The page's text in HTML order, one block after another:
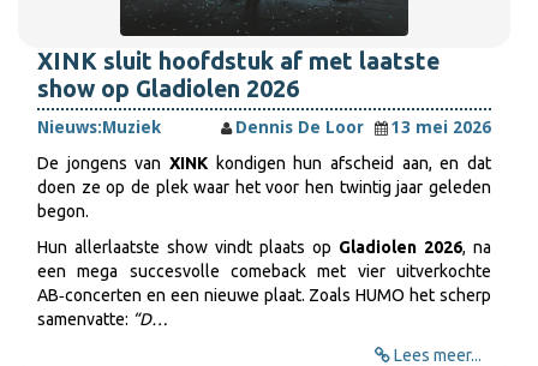
XINK sluit hoofdstuk af met laatste
show op Gladiolen 2026
Nieuws:Muziek Dennis De Loor
13 mei 2026
De jongens van XINK kondigen hun afscheid aan, en dat
doen ze op de plek waar het voor hen twintig jaar geleden
begon.
Hun allerlaatste show vindt plaats op Gladiolen 2026, na
een mega succesvolle comeback met vier uitverkochte
AB‑concerten en een nieuwe plaat. Zoals HUMO het scherp
samenvatte: “D…
Lees meer...